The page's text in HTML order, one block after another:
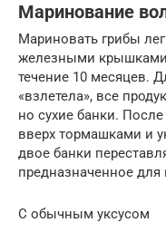
Маринование
Мариновать грибы
железными
течение 10 месяцев.
«взлетела», все
но сухие банки.
вверх тормашками и
двое банки
предназначенное для
С обычным уксусом